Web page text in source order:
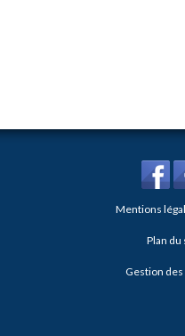
Mentions
Plan du
Gestion